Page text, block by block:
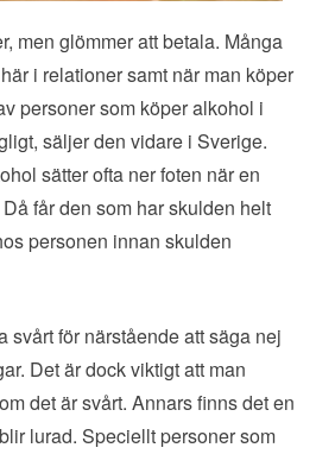
men glömmer att betala. Många
i relationer samt när man köper
personer som köper alkohol i
säljer den vidare i Sverige.
sätter ofta ner foten när en
får den som har skulden helt
personen innan skulden
svårt för närstående att säga nej
Det är dock viktigt att man
det är svårt. Annars finns det en
lurad. Speciellt personer som